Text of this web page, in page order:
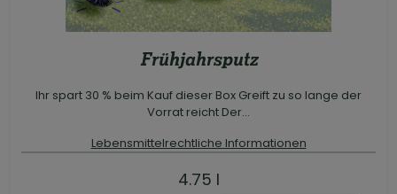
Frühjahrsputz
Ihr spart 30 % beim Kauf dieser Box Greift zu so lange der
Vorrat reicht Der...
Lebensmittelrechtliche Informationen
4.75 l